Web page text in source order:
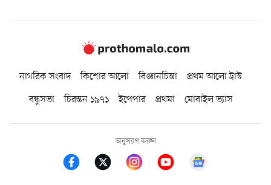
নাগরিক সংবাদ কিশোর আলো বিজ্ঞানচিন্তা
প্রথম আলো ট্রাস্ট
বন্ধুসভা
চিরন্তন ১৯৭১ ইপেপার প্রথমা মোবাইল ভ্যাস
অনুসরণ করুন